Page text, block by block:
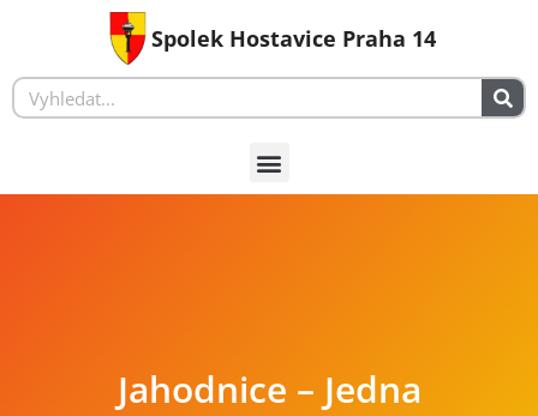
Spolek Hostavice Praha 14
Jahodnice – Jedna